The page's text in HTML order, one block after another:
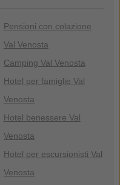
Pensioni con colazione
Val Venosta
Camping Val Venosta
Hotel per famiglie Val
Venosta
Hotel benessere Val
Venosta
Hotel per escursionisti Val
Venosta